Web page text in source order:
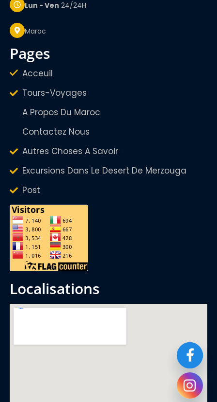
Lun - Ven 24/24H
Maroc
pages
Acceuil
Tours-Voyages
A Propos Du Maroc
Contactez Nous
Autres Choses A Savoir
Excursions Dans Le Desert De Merzouga
Post
localisations